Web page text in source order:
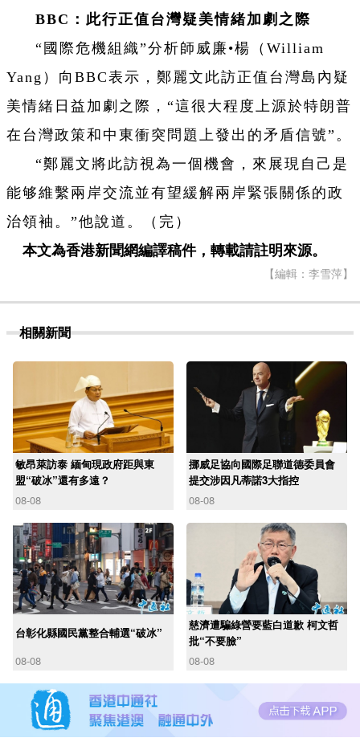
BBC：此行正值台灣疑美情緒加劇之際
“國際危機組織”分析師威廉•楊（William
Yang）向BBC表示，鄭麗文此訪正值台灣島內疑
美情緒日益加劇之際，“這很大程度上源於特朗普
在台灣政策和中東衝突問題上發出的矛盾信號”。
“鄭麗文將此訪視為一個機會，來展現自己是
能够維繫兩岸交流並有望緩解兩岸緊張關係的政
治領袖。”他說道。（完）
本文為香港新聞網編譯稿件，轉載請註明來源。
【編輯：李雪萍】
相關新聞
敏昂萊訪泰 緬甸現政府距與東
盟“破冰”還有多遠？
08-08
挪威足協向國際足聯道德委員會
提交涉因凡蒂諾3大指控
08-08
台彰化縣國民黨整合輔選“破冰”
08-08
慈濟遭騙綠營要藍白道歉 柯文哲
批“不要臉”
08-08